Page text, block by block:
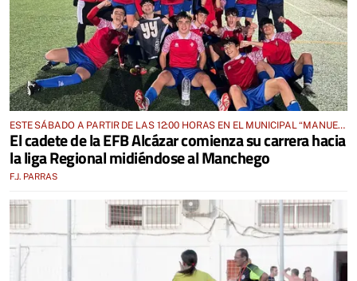
ESTE SÁBADO A PARTIR DE LAS 12:00 HORAS EN EL MUNICIPAL “MANUEL
DELGADO MECO”
El cadete de la EFB Alcázar comienza su carrera hacia
la liga Regional midiéndose al Manchego
F.J. PARRAS